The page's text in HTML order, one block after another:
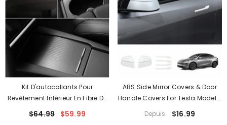
Kit D'autocollants Pour
Revêtement Intérieur En Fibre De
Carbone Pour Tesla [[PL170]] S
$64.99 $59.99
ABS Side Mirror Covers & Door
Handle Covers For Tesla Model Y
Juniper 2025+ / Model 3
Highland 2024+
Depuis $16.99